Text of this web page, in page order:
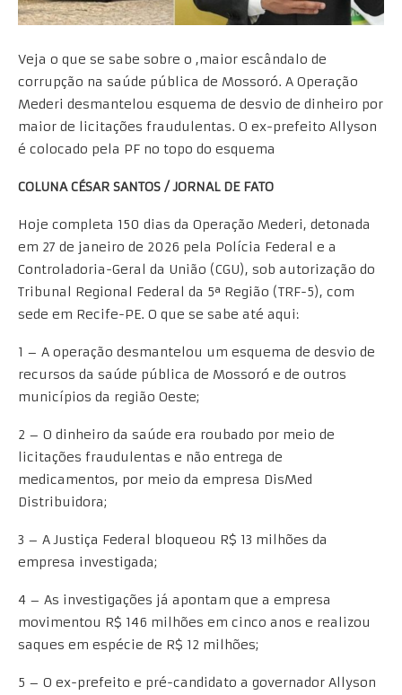
Veja o que se sabe sobre o ,maior escândalo de
corrupção na saúde pública de Mossoró. A Operação
Mederi desmantelou esquema de desvio de dinheiro por
maior de licitações fraudulentas. O ex-prefeito Allyson
é colocado pela PF no topo do esquema
COLUNA CÉSAR SANTOS / JORNAL DE FATO
Hoje completa 150 dias da Operação Mederi, detonada
em 27 de janeiro de 2026 pela Polícia Federal e a
Controladoria-Geral da União (CGU), sob autorização do
Tribunal Regional Federal da 5ª Região (TRF-5), com
sede em Recife-PE. O que se sabe até aqui:
1 – A operação desmantelou um esquema de desvio de
recursos da saúde pública de Mossoró e de outros
municípios da região Oeste;
2 – O dinheiro da saúde era roubado por meio de
licitações fraudulentas e não entrega de
medicamentos, por meio da empresa DisMed
Distribuidora;
3 – A Justiça Federal bloqueou R$ 13 milhões da
empresa investigada;
4 – As investigações já apontam que a empresa
movimentou R$ 146 milhões em cinco anos e realizou
saques em espécie de R$ 12 milhões;
5 – O ex-prefeito e pré-candidato a governador Allyson